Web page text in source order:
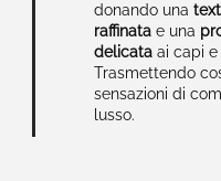
donando una
raffinata e una
delicata ai capi e
Trasmettendo
sensazioni di
lusso.